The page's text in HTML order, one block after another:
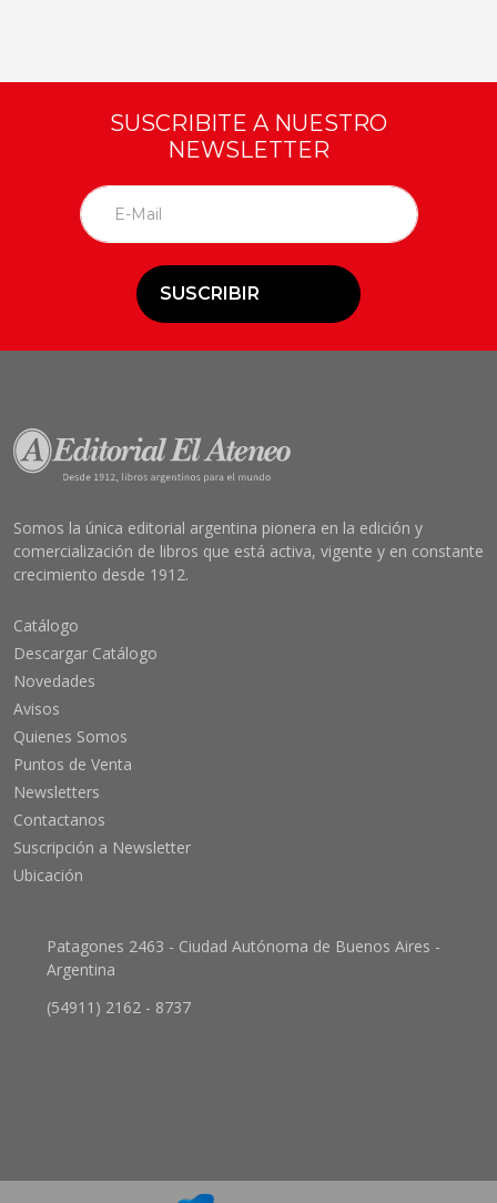
SUSCRIBITE A NUESTRO
NEWSLETTER
SUSCRIBIR
Somos la única editorial argentina pionera en la edición y
comercialización de libros que está activa, vigente y en constante
crecimiento desde 1912.
Catálogo
Descargar Catálogo
Novedades
Avisos
Quienes Somos
Puntos de Venta
Newsletters
Contactanos
Suscripción a Newsletter
Ubicación
Patagones 2463 - Ciudad Autónoma de Buenos Aires -
Argentina
(54911) 2162 - 8737